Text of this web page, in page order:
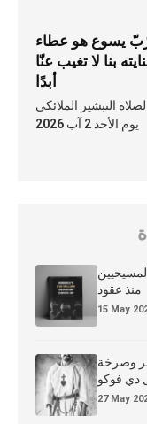
يسوع هو عطاء
بنا لا تغيب عنّا
أبدًا
التبشير الملائكي
يوم الأحد 2 آب 2026
منذ عقود
15 May
عشر وصرخة
دي فوكو
27 May